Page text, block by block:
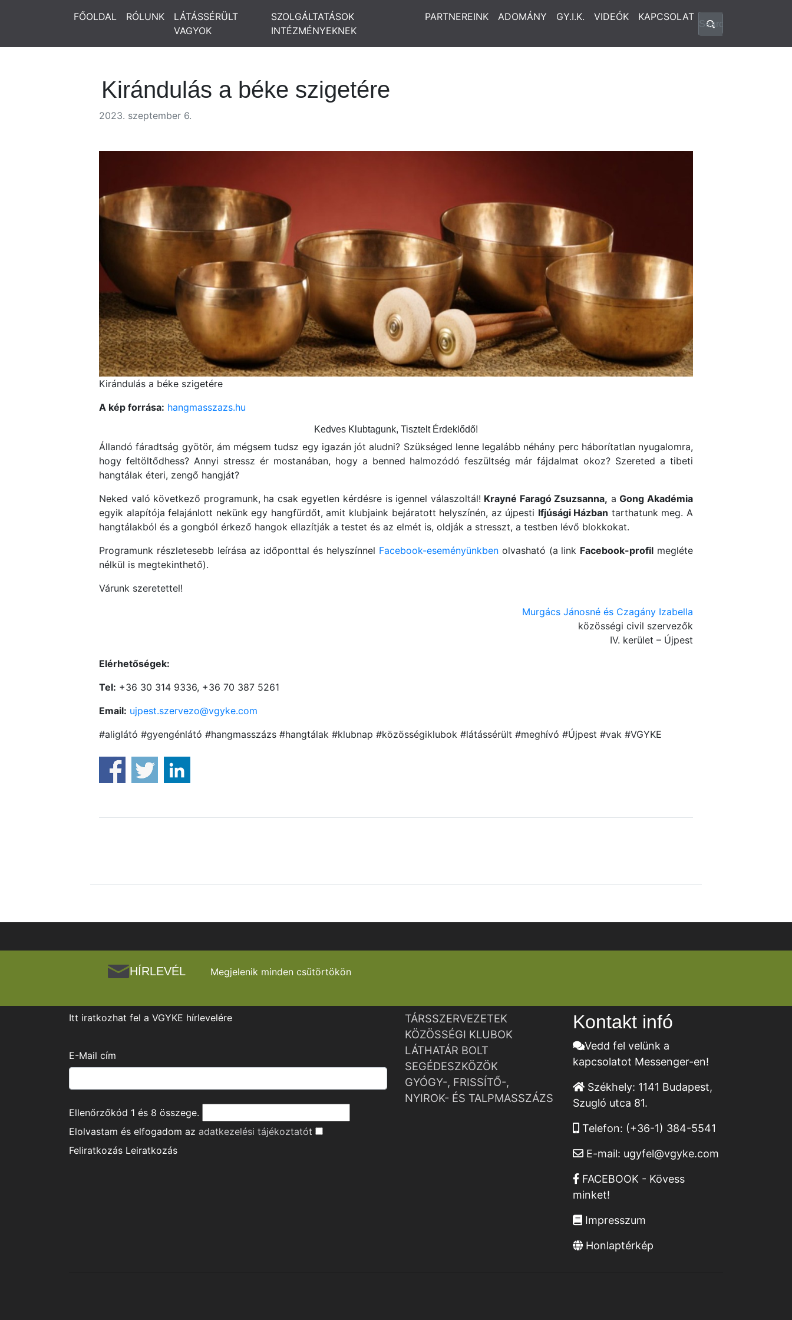
FŐOLDAL RÓLUNK
LÁTÁSSÉRÜLT
VAGYOK
SZOLGÁLTATÁSOK
INTÉZMÉNYEKNEK
PARTNEREINK ADOMÁNY GY.I.K. VIDEÓK KAPCSOLAT
Kirándulás a béke szigetére
2023. szeptember 6.
Kirándulás a béke szigetére
A kép forrása: hangmasszazs.hu
Kedves Klubtagunk, Tisztelt Érdeklődő!
Állandó fáradtság gyötör, ám mégsem tudsz egy igazán jót aludni? Szükséged lenne legalább néhány perc háborítatlan nyugalomra,
hogy feltöltődhess? Annyi stressz ér mostanában, hogy a benned halmozódó feszültség már fájdalmat okoz? Szereted a tibeti
hangtálak éteri, zengő hangját?
Neked való következő programunk, ha csak egyetlen kérdésre is igennel válaszoltál! Krayné Faragó Zsuzsanna, aGong Akadémia
egyik alapítója felajánlott nekünk egy hangfürdőt, amit klubjaink bejáratott helyszínén, az újpesti Ifjúsági Házban tarthatunk meg. A
hangtálakból és a gongból érkező hangok ellazítják a testet és az elmét is, oldják a stresszt, a testben lévő blokkokat.
Programunk részletesebb leírása az időponttal és helyszínnel Facebook-eseményünkbenolvasható (a link Facebook-profil megléte
nélkül is megtekinthető).
Várunk szeretettel!
Murgács Jánosné és Czagány Izabella
közösségi civil szervezők
IV. kerület – Újpest
Elérhetőségek:
Tel: +36 30 314 9336, +36 70 387 5261
Email: ujpest.szervezo@vgyke.com
#aliglátó #gyengénlátó #hangmasszázs #hangtálak #klubnap #közösségiklubok #látássérült #meghívó #Újpest #vak #VGYKE
HÍRLEVÉL Megjelenik minden csütörtökön
Itt iratkozhat fel a VGYKE hírlevelére
E-Mail cím
Ellenőrzőkód 1 és 8 összege.
Elolvastam és elfogadom az adatkezelési tájékoztatót
Feliratkozás Leiratkozás
TÁRSSZERVEZETEK
KÖZÖSSÉGI KLUBOK
LÁTHATÁR BOLT
SEGÉDESZKÖZÖK
GYÓGY-, FRISSÍTŐ-,
NYIROK- ÉS TALPMASSZÁZS
Kontakt infó
Vedd fel velünk a
kapcsolatot Messenger-en!
Székhely: 1141 Budapest,
Szugló utca 81.
Telefon: (+36-1) 384-5541
E-mail: ugyfel@vgyke.com
FACEBOOK - Kövess
minket!
Impresszum
Honlaptérkép